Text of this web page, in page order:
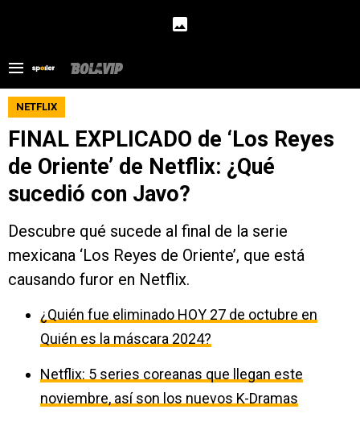
NETFLIX
FINAL EXPLICADO de ‘Los Reyes
de Oriente’ de Netflix: ¿Qué
sucedió con Javo?
Descubre qué sucede al final de la serie
mexicana ‘Los Reyes de Oriente’, que está
causando furor en Netflix.
¿Quién fue eliminado HOY 27 de octubre en
Quién es la máscara 2024?
Netflix: 5 series coreanas que llegan este
noviembre, así son los nuevos K-Dramas